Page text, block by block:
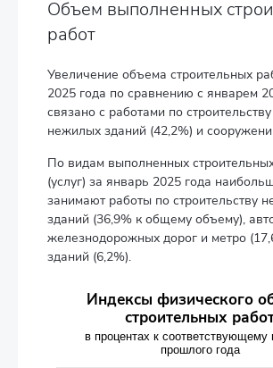
Объем выполненных
работ
Увеличение объема строительных
2025 года по сравнению с январем
связано с работами по
нежилых зданий (42,2%) и
По видам выполненных
(услуг) за январь 2025 года
занимают работы по строительству
зданий (36,9% к общему объему),
железнодорожных дорог и метро
зданий (6,2%).
Индексы физического объема
Line chart with 13 data points.
в процентах к соответствующему
The chart has 1 X axis displaying
Индексы физического
строительных
в процентах к соответствующему
прошлого года